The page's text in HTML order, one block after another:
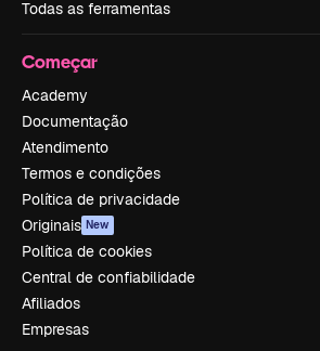
Todas as ferramentas
Começar
Academy
Documentação
Atendimento
Termos e condições
Política de privacidade
Originais New
Política de cookies
Central de confiabilidade
Afiliados
Empresas